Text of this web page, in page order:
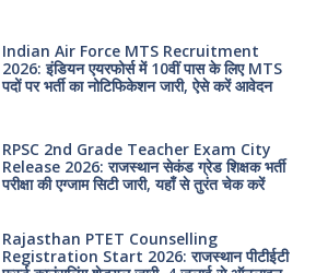
Indian Air Force MTS Recruitment
2026: इंडियन एयरफोर्स में 10वीं पास के लिए MTS
पदों पर भर्ती का नोटिफिकेशन जारी, ऐसे करें आवेदन
RPSC 2nd Grade Teacher Exam City
Release 2026: राजस्थान सेकंड ग्रेड शिक्षक भर्ती
परीक्षा की एग्जाम सिटी जारी, यहाँ से तुरंत चेक करें
Rajasthan PTET Counselling
Registration Start 2026: राजस्थान पीटीईटी